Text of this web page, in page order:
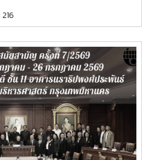
าสมหามงคลเฉลิมพระชนมพรรษา
จ้ เป็นประธานใน มีพิธีถวายสัตย์
และเป็นพลังของแผ่นดิน พิธีวาง
ระ และพิธีจุดเทียนถวายพระพร
กภักดีต่อสถาบันพระมหากษัตริย์
าส่วนงาน ข้าราชการ บุคลากร ผู้
ารวมถึงหน่วยงานปกครองส่วน
แผ่พืชน์มหาวิทยาลัยแม่โจ้
216